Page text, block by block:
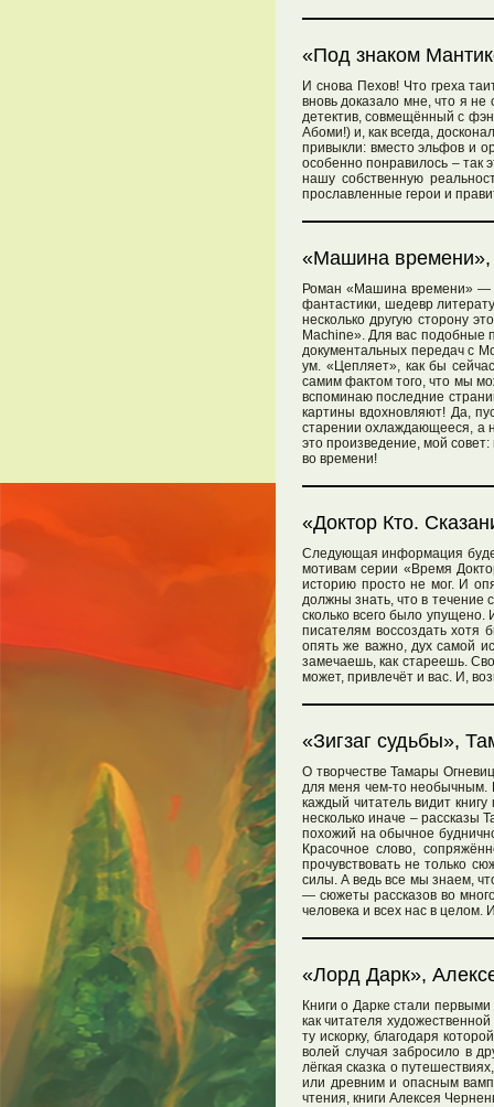
«Под знаком
И снова Пехов! Что греха
вновь доказало мне, что я не
детектив, совмещённый с
Абоми!) и, как всегда,
привыкли: вместо эльфов и
особенно понравилось – так
нашу собственную
прославленные герои и
«Машина времени»,
Роман «Машина времени» —
фантастики, шедевр
несколько другую сторону
Machine». Для вас подобные
документальных передач с
ум. «Цепляет», как бы
самим фактом того, что мы
вспоминаю последние
картины вдохновляют! Да,
старении охлаждающееся, а
это произведение, мой
во времени!
«Доктор Кто.
Следующая информация
мотивам серии «Время
историю просто не мог. И
должны знать, что в течение
сколько всего было
писателям воссоздать хотя
опять же важно, дух самой
замечаешь, как стареешь.
может, привлечёт и вас. И,
«Зигзаг судьбы»,
О творчестве Тамары
для меня чем-то необычным.
каждый читатель видит
несколько иначе – рассказы
похожий на обычное
Красочное слово,
прочувствовать не только
силы. А ведь все мы знаем,
— сюжеты рассказов во
человека и всех нас в
«Лорд Дарк»,
Книги о Дарке стали
как читателя
ту искорку, благодаря
волей случая забросило в
лёгкая сказка о
или древним и опасным
чтения, книги Алексея